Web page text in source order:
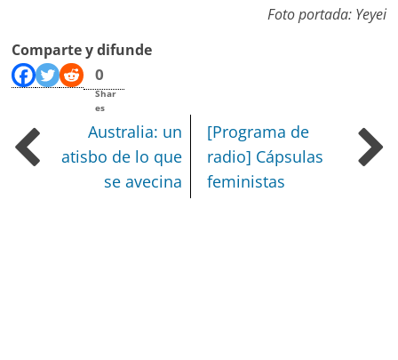
Foto portada: Yeyei
Comparte y difunde
0
Shar
es
Australia: un
atisbo de lo que
se avecina
[Programa de
radio] Cápsulas
feministas